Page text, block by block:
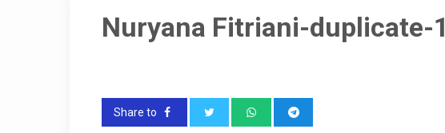
Nuryana Fitriani-duplicate-1
Share to